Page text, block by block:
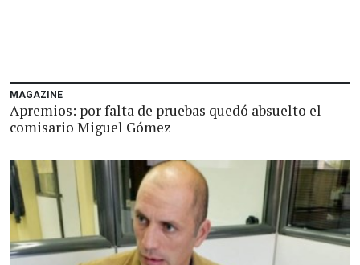
MAGAZINE
Apremios: por falta de pruebas quedó absuelto el
comisario Miguel Gómez